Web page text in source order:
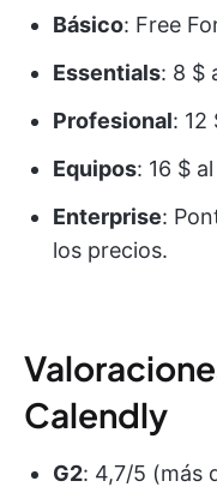
Básico: Free
Essentials: 8 $
Profesional: 12
Equipos: 16 $
Enterprise:
los precios.
Calendly
G2: 4,7/5 (más